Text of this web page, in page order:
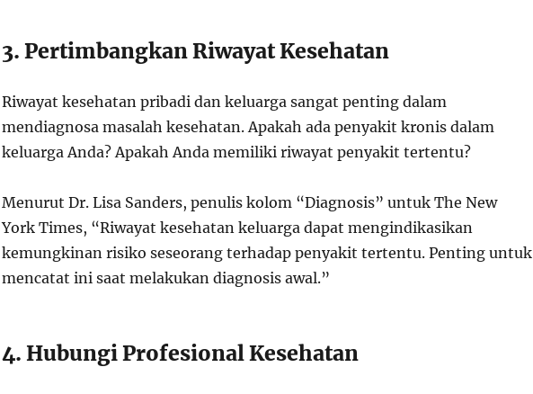
3. Pertimbangkan Riwayat Kesehatan
Riwayat kesehatan pribadi dan keluarga sangat penting dalam
mendiagnosa masalah kesehatan. Apakah ada penyakit kronis dalam
keluarga Anda? Apakah Anda memiliki riwayat penyakit tertentu?
Menurut Dr. Lisa Sanders, penulis kolom “Diagnosis” untuk The New
York Times, “Riwayat kesehatan keluarga dapat mengindikasikan
kemungkinan risiko seseorang terhadap penyakit tertentu. Penting untuk
mencatat ini saat melakukan diagnosis awal.”
4. Hubungi Profesional Kesehatan